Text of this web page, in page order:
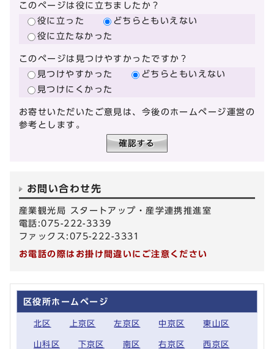
このページは役に立ちましたか？
役に立った
どちらともいえない
役に立たなかった
このページは見つけやすかったですか？
見つけやすかった
どちらともいえない
見つけにくかった
お寄せいただいたご意見は、今後のホームページ運営の
参考とします。
お問い合わせ先
産業観光局 スタートアップ・産学連携推進室
電話:075-222-3339
ファックス:075-222-3331
お電話の際はお掛け間違いにご注意ください
区役所ホームページ
北区 上京区 左京区 中京区 東山区
山科区 下京区 南区 右京区 西京区